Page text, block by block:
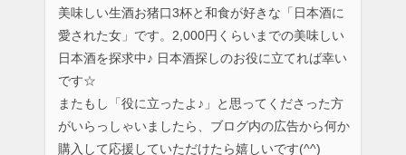
美味しい生酒お猪口3杯と和食が好きな「日本酒に
愛された女」です。2,000円くらいまでの美味しい
日本酒を探求中♪ 日本酒探しのお役に立てれば幸い
です☆
またもし「役に立ったよ♪」と思ってくださった方
がいらっしゃいましたら、ブログ内の広告から何か
購入して応援していただけたら嬉しいです(^^)